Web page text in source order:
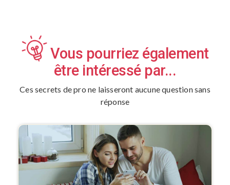
Vous pourriez également
être intéressé par...
Ces secrets de pro ne laisseront aucune question sans
réponse